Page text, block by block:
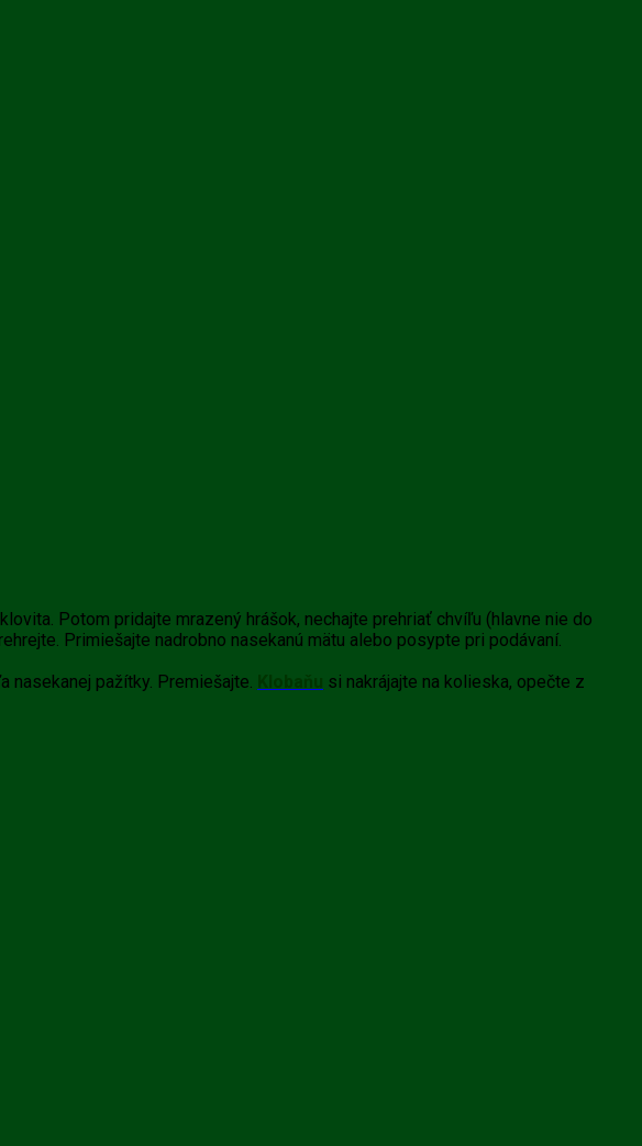
Potom pridajte mrazený hrášok, nechajte prehriať chvíľu (hlavne nie do
Primiešajte nadrobno nasekanú mätu alebo posypte pri podávaní.
pažítky. Premiešajte.
si nakrájajte na kolieska, opečte z